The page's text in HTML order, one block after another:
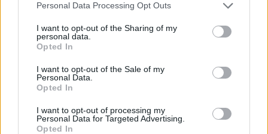
Personal Data Processing Opt Outs
I want to opt-out of the Sharing of my
personal data.
Opted In
I want to opt-out of the Sale of my
Personal Data.
Opted In
I want to opt-out of processing my
Personal Data for Targeted Advertising.
Opted In
26.11.2025 | PRAHA (Ekolist.cz)
Vilém Jurek je krajinný ekolog,
který zasvětil svůj profesní
končící projekt LIFE South
Moravia, jehož cílem byla obnova stepních biotopů na jižní
Moravě. Mluví o významu pastvy, invazních druzích, složitých
diplomatických jednáních s vlastníky i o tom, proč je důležité
vydržet – i když výsledky nejsou vidět hned. A také o tom, co ho k
přírodě přivedlo, proč má slabost pro Kamenný vrch a jakou roli v